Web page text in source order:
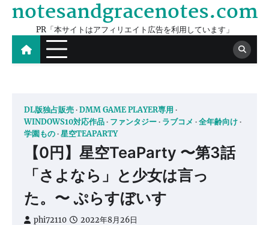
Skip
content
notesandgracenotes.com
PR「本サイトはアフィリエイト広告を利用しています」
DL版独占販売 DMM GAME PLAYER専用
WINDOWS10対応作品
ファンタジー ラブコメ
全年齢向け
学園もの 星空TEAPARTY
【0円】星空TeaParty 〜第3話
「さよなら」と少女は言っ
た。〜 ぷらすぼいす
phi72110 2022年8月26日